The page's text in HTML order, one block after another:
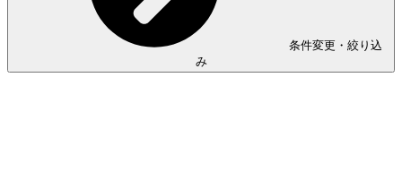
条件変更・絞り込
み